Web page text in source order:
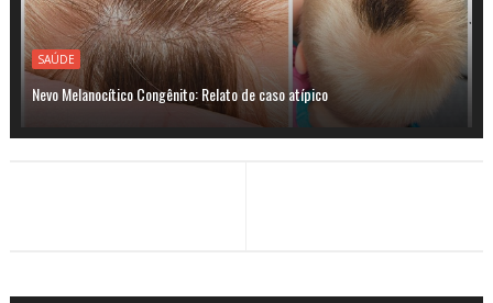
SAÚDE
Nevo Melanocítico Congênito: Relato de caso atípico